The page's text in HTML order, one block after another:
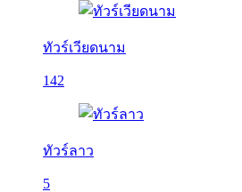
ทัวร์เวียดนาม
142
ทัวร์ลาว
5